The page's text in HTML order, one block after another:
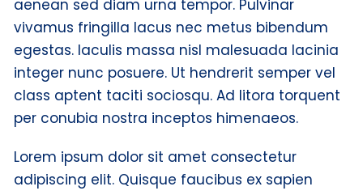
aenean sed diam urna tempor. Pulvinar
vivamus fringilla lacus nec metus bibendum
egestas. Iaculis massa nisl malesuada lacinia
integer nunc posuere. Ut hendrerit semper vel
class aptent taciti sociosqu. Ad litora torquent
per conubia nostra inceptos himenaeos.
Lorem ipsum dolor sit amet consectetur
adipiscing elit. Quisque faucibus ex sapien